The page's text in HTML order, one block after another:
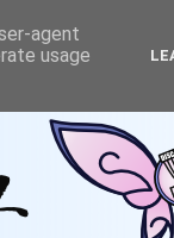
im Raum
und diverse
agent
usage